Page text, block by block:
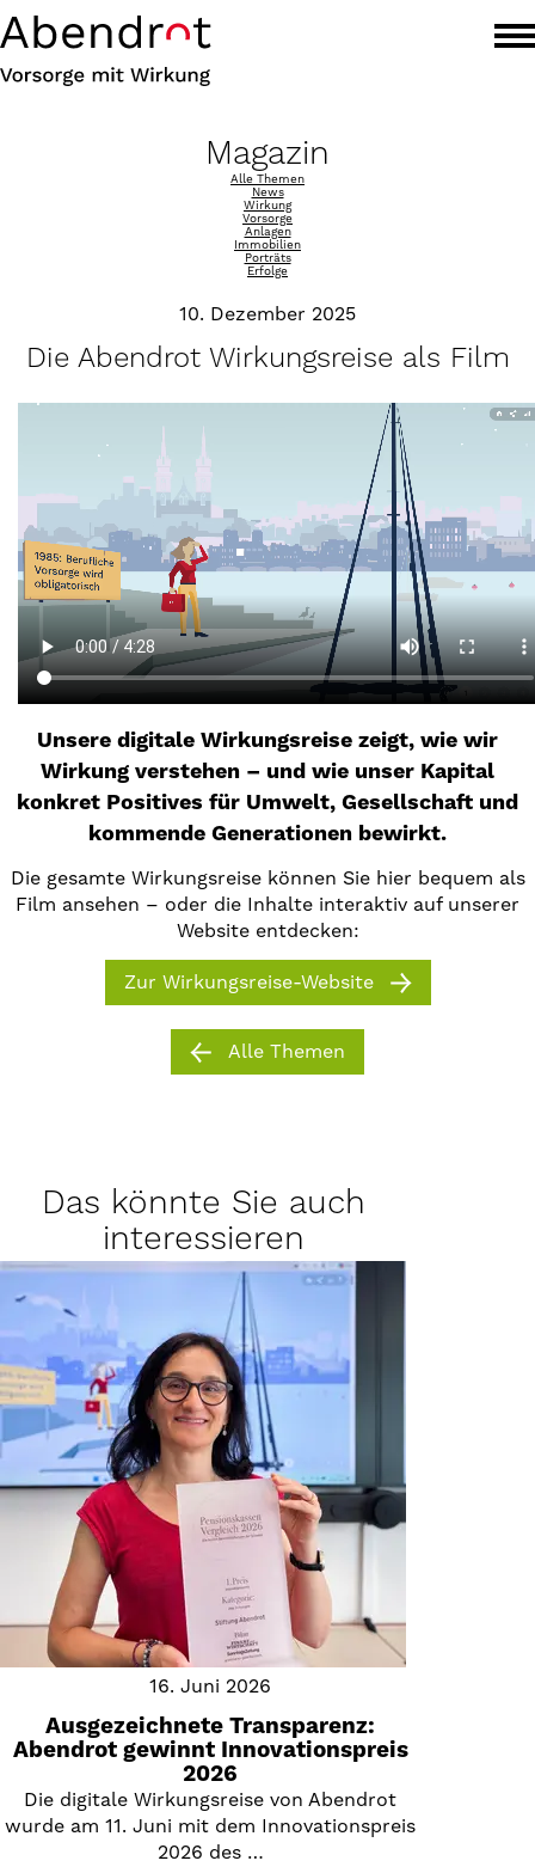
Magazin
Alle Themen
News
Wirkung
Vorsorge
Anlagen
Immobilien
Porträts
Erfolge
10. Dezember 2025
Die Abendrot Wirkungsreise als Film
Unsere digitale Wirkungsreise zeigt, wie wir
Wirkung verstehen – und wie unser Kapital
konkret Positives für Umwelt, Gesellschaft und
kommende Generationen bewirkt.
Die gesamte Wirkungsreise können Sie hier bequem als
Film ansehen – oder die Inhalte interaktiv auf unserer
Website entdecken:
Zur Wirkungsreise-Website
Alle Themen
Das könnte Sie auch
interessieren
16. Juni 2026
Ausgezeichnete Transparenz:
Abendrot gewinnt Innovationspreis
2026
Die digitale Wirkungsreise von Abendrot
wurde am 11. Juni mit dem Innovationspreis
2026 des …